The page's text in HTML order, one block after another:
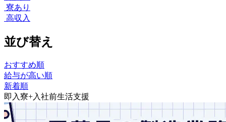
寮あり
高収入
並び替え
おすすめ順
給与が高い順
新着順
即入寮+入社前生活支援